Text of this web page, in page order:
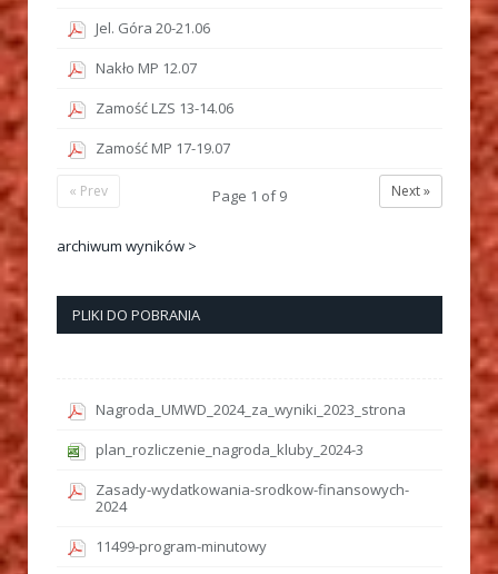
Jel. Góra 20-21.06
Nakło MP 12.07
Zamość LZS 13-14.06
Zamość MP 17-19.07
Next »
Page 1 of9
« Prev
archiwum wyników >
PLIKI DO POBRANIA
Nagroda_UMWD_2024_za_wyniki_2023_strona
plan_rozliczenie_nagroda_kluby_2024-3
Zasady-wydatkowania-srodkow-finansowych-
2024
11499-program-minutowy